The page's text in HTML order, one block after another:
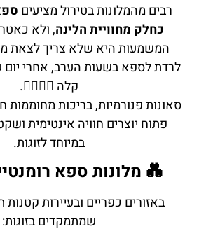
רבים מהמלונות בטירול מציעים
כחלק מחוויית הלינה, ולא
המשמעות היא שלא צריך לצאת
לרדת לספא בשעות הערב, אחרי יום
קלה 🧖‍♂️🧖‍♀️.
סאונות פנורמיות, בריכות מחוממות
פתוח יוצרים חוויה אינטימית
במיוחד לזוגות.
💑 מלונות ספא
באזורים כפריים ובעיירות קטנות
שמתמקדים בזוגות: